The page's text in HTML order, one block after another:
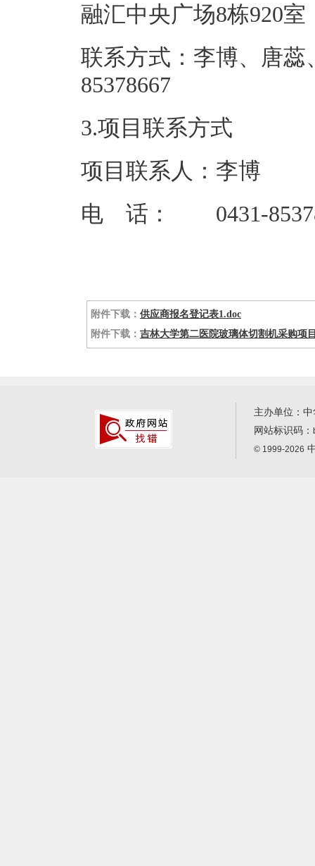
融汇中央
联系方式：李博、唐蕊
3.项目联系方式
项目联系人：李博
电 话： 0431-
附件下载： 供应商报名登记表1.doc
附件下载： 吉林大学第二医院玻璃体切割机采购项
主办单位：
网站标识码：
© 1999-2026